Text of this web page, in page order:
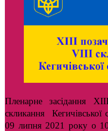
Пленарне засідання
скликання Кегичівської
09 липня 2021 року о